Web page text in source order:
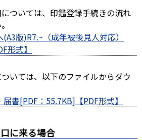
ついては、印鑑登録手続きの流れ
版)R7.~（成年被後見人対応）
いては、以下のファイルからダウ
書[PDF：55.7KB]
に来る場合